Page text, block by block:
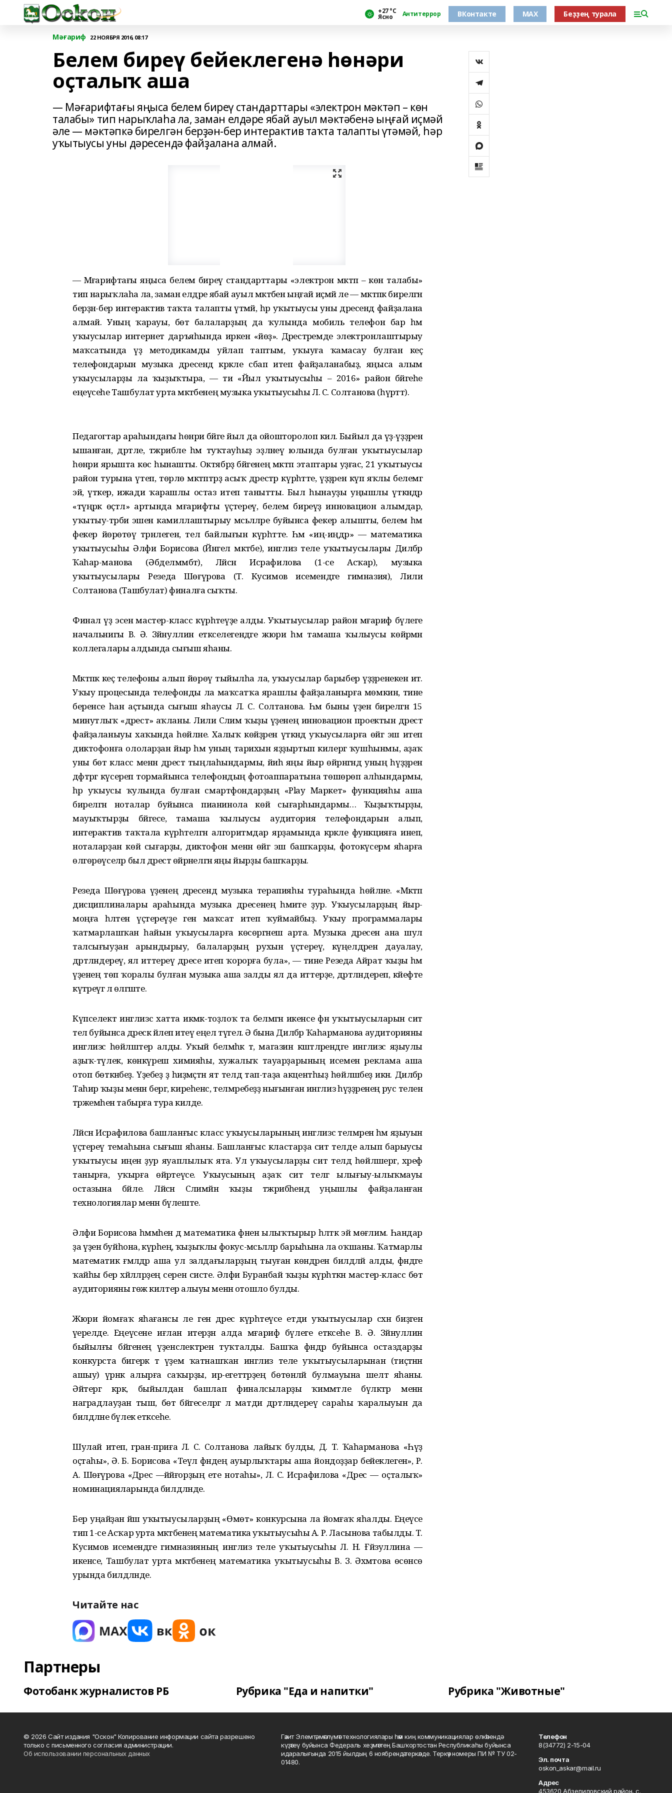
+27 °С
Ясно Антитеррор ВКонтакте MAX Беҙҙең турала
Мәғариф 22 НОЯБРЯ 2016, 08:17
Белем биреү бейеклегенә һөнәри
оҫталыҡ аша
— Мәғарифтағы яңыса белем биреү стандарттары «электрон мәктәп – көн
талабы» тип нарыҡлаһа ла, заман елдәре ябай ауыл мәктәбенә ыңғай иҫмәй
әле — мәктәпкә бирелгән берҙән-бер интерактив таҡта талапты үтәмәй, һәр
уҡытыусы уны дәресендә файҙалана алмай.
— Мәғарифтағы яңыса белем биреү стандарттары «электрон мәктәп – көн талабы»
тип нарыҡлаһа ла, заман елдәре ябай ауыл мәктәбенә ыңғай иҫмәй әле — мәктәпкә бирелгән
берҙән-бер интерактив таҡта талапты үтәмәй, һәр уҡытыусы уны дәресендә файҙалана
алмай. Уның ҡарауы, бөтә балаларҙың да ҡулында мобиль телефон бар һәм
уҡыусылар интернет даръяһында иркен «йөҙә». Дәрестәремде электронлаштырыу
маҡсатында үҙ методикамды уйлап таптым, уҡыуға ҡамасау булған кеҫә
телефондарын музыка дәресендә кәрәкле әсбап итеп файҙаланабыҙ, яңыса алым
уҡыусыларҙы ла ҡыҙыҡтыра, — ти «Йыл уҡытыусыһы – 2016» район бәйгеһе
еңеүсеһе Ташбулат урта мәктәбенең музыка уҡытыусыһы Л. С. Солтанова (һүрәттә).
Педагогтар араһындағы һөнәри бәйге йыл да ойошторолоп килә. Быйыл да үҙ-үҙҙәренә
ышанған, дәртле, тәжрибәле һәм туҡтауһыҙ эҙләнеү юлында булған уҡытыусылар
һөнәри ярышта көс һынашты. Октябрҙә бәйгенең мәктәп этаптары уҙғас, 21 уҡытыусы
район турына үтеп, төрлө мәктәптәрҙә асыҡ дәрестәр күрһәтте, үҙҙәрен күп яҡлы белемгә
эйә, үткер, ижади ҡарашлы остаз итеп танытты. Был һынауҙы уңышлы үткәндәр
«түңәрәк өҫтәл» артында мәғарифты үҫтереү, белем биреүҙә инновацион алымдар,
уҡытыу-тәрбиә эшен камиллаштырыу мәсьәләләре буйынса фекер алышты, белем һәм
фекер йөрөтөү тәрәнлеген, тел байлығын күрһәтте. Һәм «иң-иңдәр» — математика
уҡытыусыһы Әлфиә Борисова (Йәнгел мәктәбе), инглиз теле уҡытыусылары Дилбәр
Ҡаһар-манова (Әбделмәмбәт), Ләйсән Исрафилова (1-се Асҡар), музыка
уҡытыусылары Резеда Шөғүрова (Т. Кусимов исемендәге гимназия), Лилиә
Солтанова (Ташбулат) финалға сыҡты.
Финал үҙ эсенә мастер-класс күрһәтеүҙе алды. Уҡытыусылар район мәғариф бүлеге
начальнигы В. Ә. Зәйнуллин етәкселегендәге жюри һәм тамаша ҡылыусы көйәрмән
коллегалары алдында сығыш яһаны.
Мәктәпкә кеҫә телефоны алып йөрөү тыйылһа ла, уҡыусылар барыбер үҙҙәренекен итә.
Уҡыу процесында телефонды ла маҡсатҡа ярашлы файҙаланырға мөмкин, тине
беренсе һан аҫтында сығыш яһаусы Л. С. Солтанова. Һәм быны үҙенә бирелгән 15
минутлыҡ «дәрестә» аҡланы. Лилиә Сәлим ҡыҙы үҙенең инновацион проектын дәрестә
файҙаланыуы хаҡында һөйләне. Халыҡ көйҙәрен үткәндә уҡыусыларға өйгә эш итеп
диктофонға ололарҙан йыр һәм уның тарихын яҙҙыртып килергә ҡушһынмы, аҙаҡ
уны бөтә класс менән дәрестә тыңлаһындармы, йәиһә яңы йыр өйрәнгәндә уның һүҙҙәрен
дәфтәргә күсереп тормайынса телефондың фотоаппаратына төшөрөп алһындармы,
һәр уҡыусы ҡулында булған смартфондарҙың «Рlay Маркет» функцияһы аша
бирелгән ноталар буйынса пианинола көй сығарһындармы… Ҡыҙыҡтырҙы,
мауыҡтырҙы бәйгесе, тамаша ҡылыусы аудитория телефондарын алып,
интерактив таҡтала күрһәтелгән алгоритмдар ярҙамында кәрәкле функцияға инеп,
ноталарҙан көй сығарҙы, диктофон менән өйгә эш башҡарҙы, фотокүсермә яһарға
өлгөрөүселәр был дәрестә өйрәнелгән яңы йырҙы башҡарҙы.
Резеда Шөғүрова үҙенең дәресендә музыка терапияһы тураһында һөйләне. «Мәктәп
дисциплиналары араһында музыка дәресенең әһәмиәте ҙур. Уҡыусыларҙың йыр-
моңға һәләтен үҫтереүҙе генә маҡсат итеп ҡуймайбыҙ. Уҡыу программалары
ҡатмарлашҡан һайын уҡыусыларға көсөргәнеш арта. Музыка дәресен ана шул
талсығыуҙан арындырыу, балаларҙың рухын үҫтереү, күңелдәрен дауалау,
дәртләндереү, ял иттереү дәресе итеп ҡорорға була», — тине Резеда Айрат ҡыҙы һәм
үҙенең төп ҡоралы булған музыка аша залды ял да иттерҙе, дәртләндереп, кәйефте
күтәреүгә лә өлгәште.
Күпселектә инглизсә хатта икмәк-тоҙлоҡ та белмәгән икенсе фән уҡытыусыларын сит
тел буйынса дәрескә йәлеп итеү еңел түгел. Ә бына Дилбәр Ҡаһарманова аудиторияны
инглизсә һөйләштерә алды. Уҡый белмәһәк тә, магазин кәштәләрендәге инглизсә яҙыулы
аҙыҡ-түлек, көнкүреш химияһы, хужалыҡ тауарҙарының исемен реклама аша
отоп бөткәнбеҙ. Үҙебеҙ ҙә һиҙмәҫтән ят телдә тап-таҙа акцентһыҙ һөйләшәбеҙ икән. Дилбәр
Таһир ҡыҙы менән бергә, киреһенсә, телмәребеҙҙә нығынған инглиз һүҙҙәренең рус теленә
тәржемәһен табырға тура килде.
Ләйсән Исрафилова башланғыс класс уҡыусыларының инглизсә телмәрен һәм яҙыуын
үҫтереү темаһына сығыш яһаны. Башланғыс кластарҙа сит телде алып барыусы
уҡытыусы иңенә ҙур яуаплылыҡ ята. Ул уҡыусыларҙы сит телдә һөйләшергә, хәреф
танырға, уҡырға өйрәтеүсе. Уҡыусының аҙаҡ сит телгә ылығыу-ылыҡмауы
остазына бәйле. Ләйсән Сәлимйән ҡыҙы тәжрибәһендә уңышлы файҙаланған
технологиялар менән бүлеште.
Әлфиә Борисова һәммәһен дә математика фәненә ылыҡтырыр һәләткә эйә мөғәлимә. Һандар
ҙа үҙенә буйһона, күрәһең, ҡыҙыҡлы фокус-мәсьәләләр барыһына ла оҡшаны. Ҡатмарлы
математик ғәмәлдәр аша ул залдағыларҙың тыуған көндәрен билдәләй алды, фәндәге
ҡайһы бер хәйләләрҙең серен систе. Әлфиә Буранбай ҡыҙы күрһәткән мастер-класс бөтә
аудиторияны гөж килтерә алыуы менән отошло булды.
Жюри йомғаҡ яһағансы әле генә дәрес күрһәтеүсе етди уҡытыусылар сәхнә биҙәгенә
әүерелде. Еңеүсене иғлан итерҙән алда мәғариф бүлеге етәксеһе В. Ә. Зәйнуллин
быйылғы бәйгенең үҙенсәлектәренә туҡталды. Башҡа фәндәр буйынса остаздарҙы
конкурста бигерәк тә әүҙем ҡатнашҡан инглиз теле уҡытыусыларынан (тиҫтәнән
ашыу) үрнәк алырға саҡырҙы, ир-егеттәрҙең бөтөнләй булмауына шелтә яһаны.
Әйтергә кәрәк, быйылдан башлап финалсыларҙы ҡиммәтле бүләктәр менән
наградлауҙан тыш, бөтә бәйгеселәргә лә матди дәртләндереү сараһы ҡаралыуын да
билдәләне бүлек етәксеһе.
Шулай итеп, гран-приға Л. С. Солтанова лайыҡ булды, Д. Т. Ҡаһарманова «Һүҙ
оҫтаһы», Ә. Б. Борисова «Теүәл фәндең ауырлыҡтары аша йондоҙҙар бейеклегенә», Р.
А. Шөғүрова «Дәрес —йәйғорҙың ете нотаһы», Л. С. Исрафилова «Дәрес — оҫталыҡ»
номинацияларында билдәләнде.
Бер уңайҙан йәш уҡытыусыларҙың «Өмөт» конкурсына ла йомғаҡ яһалды. Еңеүсе
тип 1-се Асҡар урта мәктәбенең математика уҡытыусыһы А. Р. Ласынова табылды. Т.
Кусимов исемендәге гимназияның инглиз теле уҡытыусыһы Л. Н. Ғәйзуллина —
икенсе, Ташбулат урта мәктәбенең математика уҡытыусыһы В. З. Әхмәтова өсөнсө
урында билдәләнде.
Читайте нас
Партнеры
Фотобанк журналистов РБ Рубрика "Еда и напитки" Рубрика "Животные"
© 2026 Сайт издания "Оскон" Копирование информации сайта разрешено
только с письменного согласия администрации.
Об использовании персональных данных
Гәзит Элемтә, мәғлүмәт технологиялары һәм киң коммуникациялар өлкәһендә
күҙәтеү буйынса Федераль хеҙмәттең Башҡортостан Республикаһы буйынса
идаралығында 2015 йылдың 6 ноябрендә теркәлде. Теркәү номеры ПИ № ТУ 02-
01480.
Телефон
8(34772) 2-15-04
Эл. почта
oskon_askar@mail.ru
Адрес
453620 Абзелиловский район, с.